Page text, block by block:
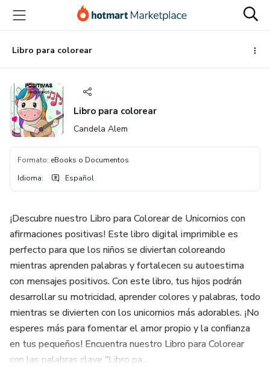
principal
página
de
página
Libro para colorear
Libro para colorear
Candela Alem
Formato: eBooks o Documentos
Idioma: Español
¡Descubre nuestro Libro para Colorear de Unicornios con
afirmaciones positivas! Este libro digital imprimible es
perfecto para que los niños se diviertan coloreando
mientras aprenden palabras y fortalecen su autoestima
con mensajes positivos. Con este libro, tus hijos podrán
desarrollar su motricidad, aprender colores y palabras, todo
mientras se divierten con los unicornios más adorables. ¡No
esperes más para fomentar el amor propio y la confianza
en tus pequeños! Encuentra nuestro Libro para Colorear
con las palabras clave "Libro pa...